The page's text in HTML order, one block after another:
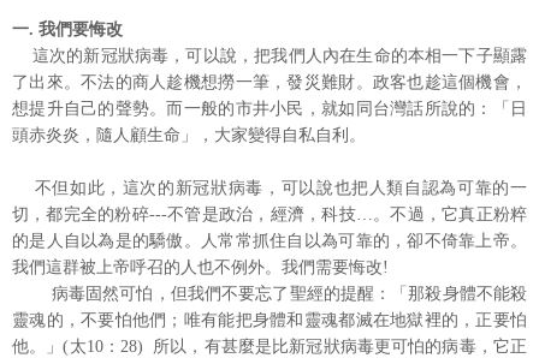
一. 我們要悔改
這次的新冠狀病毒，可以說，把我們人內在生命的本相一下子顯露
了出來。不法的商人趁機想撈一筆，發災難財。政客也趁這個機會，
想提升自己的聲勢。而一般的市井小民，就如同台灣話所說的：「日
頭赤炎炎，隨人顧生命」，大家變得自私自利。
不但如此，這次的新冠狀病毒，可以說也把人類自認為可靠的一
切，都完全的粉碎---不管是政治，經濟，科技…。不過，它真正粉粹
的是人自以為是的驕傲。人常常抓住自以為可靠的，卻不倚靠上帝。
我們這群被上帝呼召的人也不例外。我們需要悔改!
病毒固然可怕，但我們不要忘了聖經的提醒：「那殺身體不能殺
靈魂的，不要怕他們；唯有能把身體和靈魂都滅在地獄裡的，正要怕
他。」(太10：28) 所以，有甚麼是比新冠狀病毒更可怕的病毒，它正